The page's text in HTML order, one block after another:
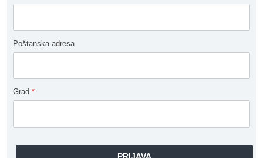
Poštanska adresa
Grad *